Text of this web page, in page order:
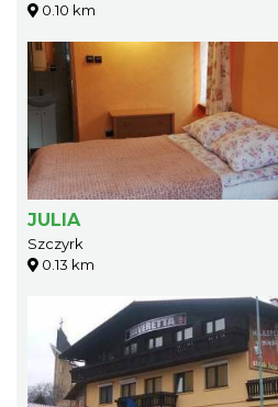
0.10 km
JULIA
Szczyrk
0.13 km